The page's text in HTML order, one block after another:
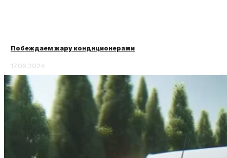
Побеждаем жару кондиционерами
17.06.2024